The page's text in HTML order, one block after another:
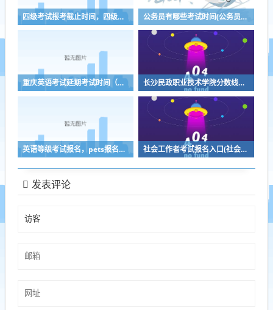
四级考试报考截止时间，四级报考时间2022年 公务员有哪些考试时间(公务员考试都有哪些时间)
重庆英语考试延期考试时间（重庆英语考试延期考试时间安排） 长沙民政职业技术学院分数线（长沙民政职业技术学院2023年录取线）
英语等级考试报名，pets报名条件和费用 社会工作者考试报名入口(社会工作者考试报名入口下载凯发k8官网)
发表评论